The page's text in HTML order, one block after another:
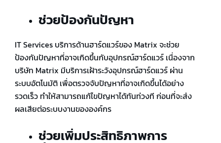
ช่วยป้องกันปัญหา
IT Services บริการด้านฮาร์ดแวร์ของ Matrix จะช่วย
ป้องกันปัญหาที่อาจเกิดขึ้นกับอุปกรณ์ฮาร์ดแวร์ เนื่องจาก
บริษัท Matrix มีบริการเฝ้าระวังอุปกรณ์ฮาร์ดแวร์ ผ่าน
ระบบอัตโนมัติ เพื่อตรวจจับปัญหาที่อาจเกิดขึ้นได้อย่าง
รวดเร็ว ทำให้สามารถแก้ไขปัญหาได้ทันท่วงที ก่อนที่จะส่ง
ผลเสียต่อระบบงานขององค์กร
ช่วยเพิ่มประสิทธิภาพการ